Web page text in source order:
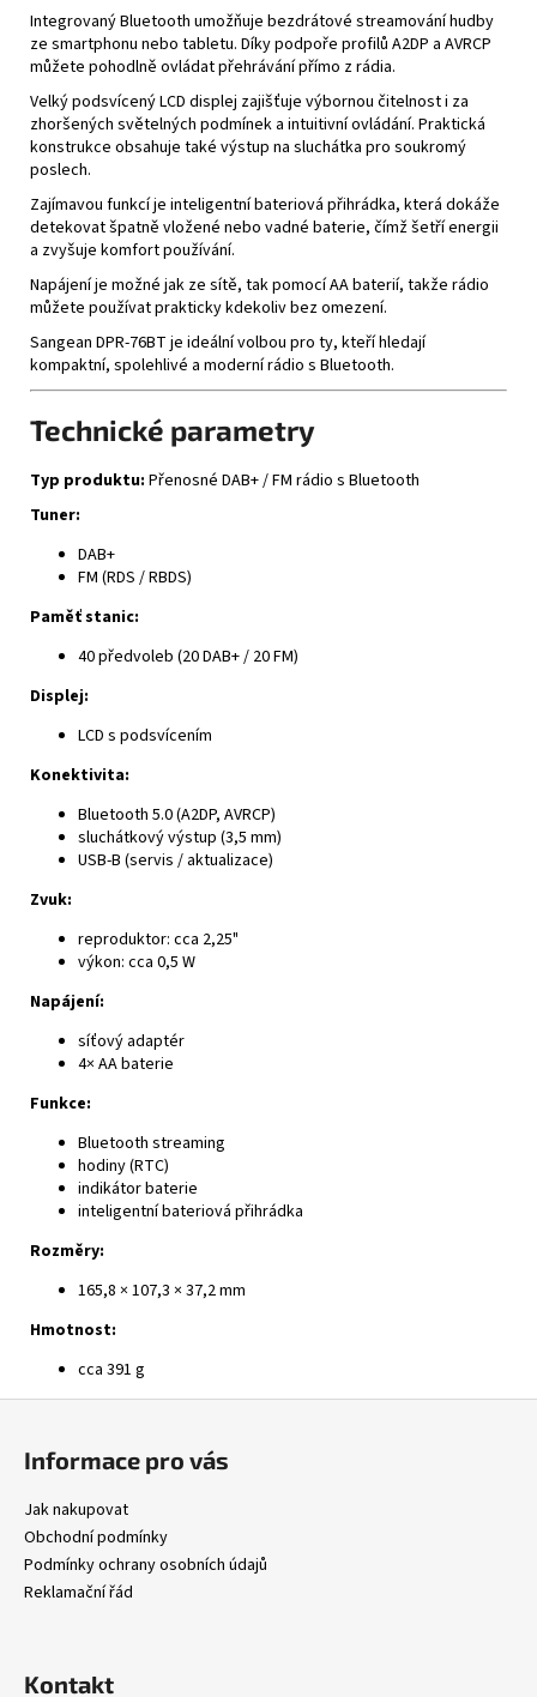
Integrovaný Bluetooth umožňuje bezdrátové streamování hudby
ze smartphonu nebo tabletu. Díky podpoře profilů A2DP a AVRCP
můžete pohodlně ovládat přehrávání přímo z rádia.
Velký podsvícený LCD displej zajišťuje výbornou čitelnost i za
zhoršených světelných podmínek a intuitivní ovládání. Praktická
konstrukce obsahuje také výstup na sluchátka pro soukromý
poslech.
Zajímavou funkcí je inteligentní bateriová přihrádka, která dokáže
detekovat špatně vložené nebo vadné baterie, čímž šetří energii
a zvyšuje komfort používání.
Napájení je možné jak ze sítě, tak pomocí AA baterií, takže rádio
můžete používat prakticky kdekoliv bez omezení.
Sangean DPR-76BT je ideální volbou pro ty, kteří hledají
kompaktní, spolehlivé a moderní rádio s Bluetooth.
Technické parametry
Typ produktu: Přenosné DAB+ / FM rádio s Bluetooth
Tuner:
DAB+
FM (RDS / RBDS)
Paměť stanic:
40 předvoleb (20 DAB+ / 20 FM)
Displej:
LCD s podsvícením
Konektivita:
Bluetooth 5.0 (A2DP, AVRCP)
sluchátkový výstup (3,5 mm)
USB-B (servis / aktualizace)
Zvuk:
reproduktor: cca 2,25"
výkon: cca 0,5 W
Napájení:
síťový adaptér
4× AA baterie
Funkce:
Bluetooth streaming
hodiny (RTC)
indikátor baterie
inteligentní bateriová přihrádka
Rozměry:
165,8 × 107,3 × 37,2 mm
Hmotnost:
cca 391 g
Informace pro vás
Jak nakupovat
Obchodní podmínky
Podmínky ochrany osobních údajů
Reklamační řád
Kontakt